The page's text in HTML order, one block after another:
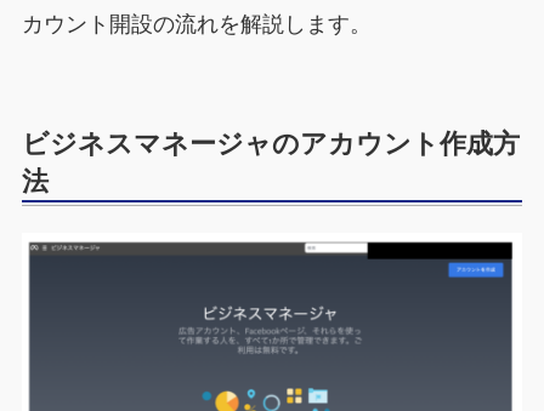
カウント開設の流れを解説します。
ビジネスマネージャのアカウント作成方
法